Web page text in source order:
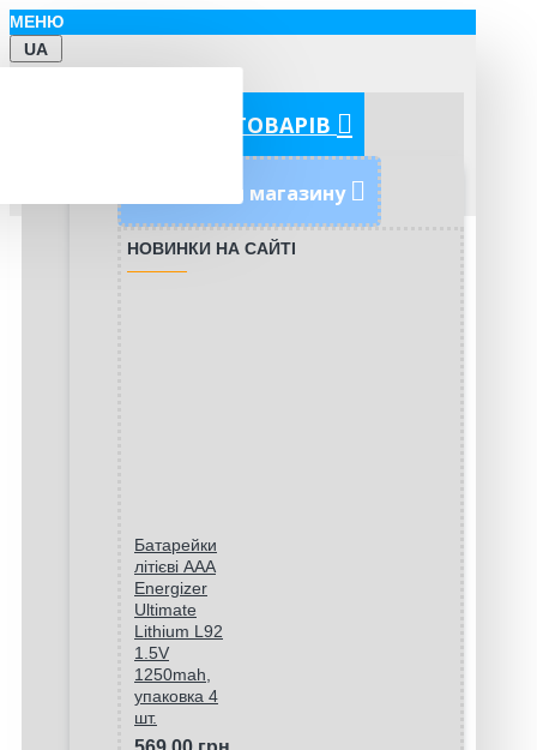
МЕНЮ
UA
КАТЕГОРІЇ ТОВАРІВ
Новинки магазину
НОВИНКИ НА САЙТІ
Батарейки
літієві ААA
Energizer
Ultimate
Lithium L92
1.5V
1250mah,
упаковка 4
шт.